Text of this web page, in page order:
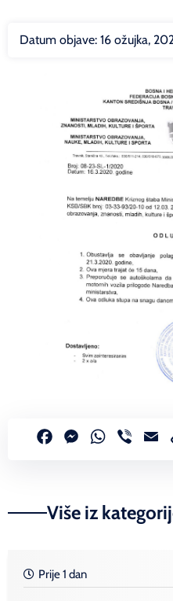
Datum objave: 16 ožujka,
FacebookMessenger
WhatsApp
Viber
Više iz
Prije 1 dan